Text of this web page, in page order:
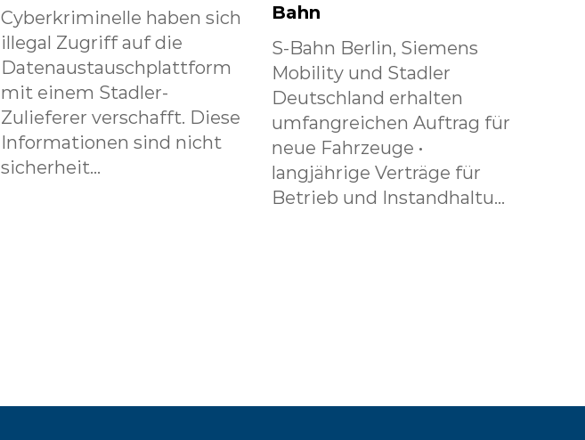
Cyberkriminelle haben sich
illegal Zugriff auf die
Datenaustauschplattform
mit einem Stadler-
Zulieferer verschafft. Diese
Informationen sind nicht
sicherheit...
Bahn
S-Bahn Berlin, Siemens
Mobility und Stadler
Deutschland erhalten
umfangreichen Auftrag für
neue Fahrzeuge •
langjährige Verträge für
Betrieb und Instandhaltu...